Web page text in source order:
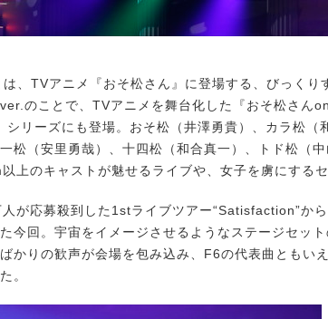
、TVアニメ『おそ松さん』に登場する、びっくり
のことで、TVアニメを舞台化した『おそ松さん
シリーズにも登場。おそ松（井澤勇貴）、カラ松（
松（安里勇哉）、十四松（和合真一）、トド松（
上のキャストが魅せるライブや、女子を虜にする
が応募殺到した1stライブツアー“Satisfaction”か
今回。宇宙をイメージさせるようなステージセッ
かりの歓声が会場を包み込み、F6の代表曲ともい
。